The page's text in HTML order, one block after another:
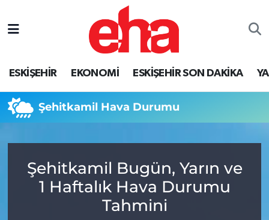
ESKİŞEHİR EKONOMİ ESKİŞEHİR SON DAKİKA
Şehitkamil Hava Durumu
Şehitkamil Bugün, Yarın ve
1 Haftalık Hava Durumu
Tahmini